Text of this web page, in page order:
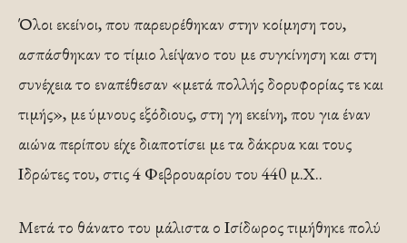
Όλοι εκείνοι, που παρευρέθηκαν στην κοίμηση του,
ασπάσθηκαν το τίμιο λείψανο του με συγκίνηση και στη
συνέχεια το εναπέθεσαν «μετά πολλής δορυφορίας τε και
τιμής», με ύμνους εξόδιους, στη γη εκείνη, που για έναν
αιώνα περίπου είχε διαποτίσει με τα δάκρυα και τους
Ιδρώτες του, στις 4 Φεβρουαρίου του 440 μ.Χ..
Μετά το θάνατο του μάλιστα ο Ισίδωρος τιμήθηκε πολύ